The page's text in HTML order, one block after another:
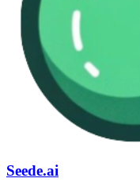
Seede.ai